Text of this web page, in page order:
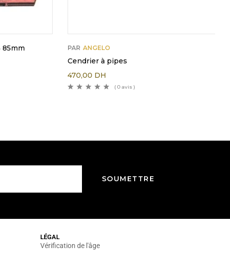
85mm
PAR ANGELO
Cendrier à pipes
470,00 DH
( 0 avis )
LÉGAL
Vérification de l'âge